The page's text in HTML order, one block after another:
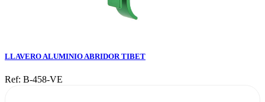
LLAVERO ALUMINIO ABRIDOR TIBET
Ref: B-458-VE